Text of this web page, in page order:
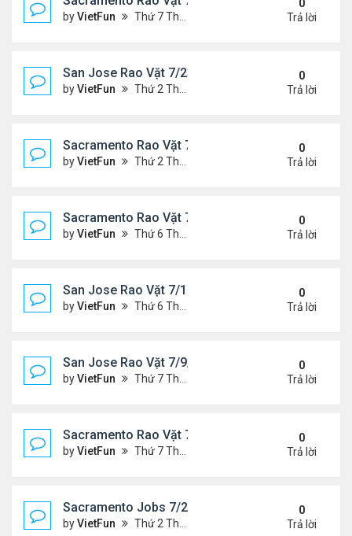
byVietFun Thứ 7 Tháng 7 31, 2021 10:22 am
0
Trả lời
San Jose Rao Vặt 7/23/21- 7/30/21
byVietFun Thứ 2 Tháng 7 26, 2021 4:19 pm
0
Trả lời
Sacramento Rao Vặt 7/23/21- 7/30/21
byVietFun Thứ 2 Tháng 7 26, 2021 4:13 pm
0
Trả lời
Sacramento Rao Vặt 7/16/21- 7/23/21
byVietFun Thứ 6 Tháng 7 16, 2021 10:33 am
0
Trả lời
San Jose Rao Vặt 7/16/21- 7/23/21
byVietFun Thứ 6 Tháng 7 16, 2021 10:25 am
0
Trả lời
San Jose Rao Vặt 7/9/21- 7/16/21
byVietFun Thứ 7 Tháng 7 10, 2021 9:58 am
0
Trả lời
Sacramento Rao Vặt 7/9/21- 7/16/21
byVietFun Thứ 7 Tháng 7 10, 2021 9:47 am
0
Trả lời
Sacramento Jobs 7/2/21- 7/9/21
byVietFun Thứ 2 Tháng 7 05, 2021 2:52 pm
0
Trả lời